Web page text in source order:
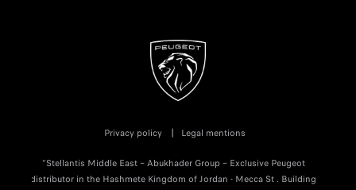
“Stellantis Middle East – Abukhader Group – Exclusive Peugeot
distributor in the Hashmete Kingdom of Jordan - Mecca St . Building
Privacy policy Legal mentions